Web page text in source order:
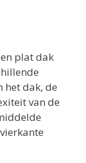
plat dak
het dak, de
van de